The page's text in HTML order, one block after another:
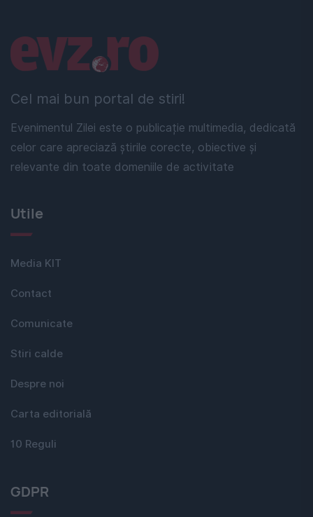
Cel mai bun portal de stiri!
Evenimentul Zilei este o publicație multimedia, dedicată
celor care apreciază știrile corecte, obiective și
relevante din toate domeniile de activitate
Linkuri utile
Utile
Media KIT
Contact
Comunicate
Stiri calde
Despre noi
Carta editorială
10 Reguli
GDPR